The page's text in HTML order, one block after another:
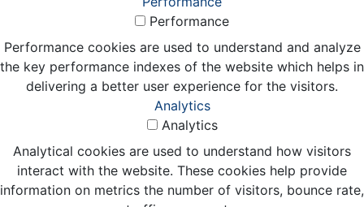
Performance
Performance cookies are used to understand and analyze
the key performance indexes of the website which helps in
delivering a better user experience for the visitors.
Analytics
Analytics
Analytical cookies are used to understand how visitors
interact with the website. These cookies help provide
information on metrics the number of visitors, bounce rate,